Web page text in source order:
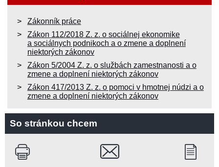
Zákonník práce
Zákon 112/2018 Z. z. o sociálnej ekonomike
a sociálnych podnikoch a o zmene a doplnení
niektorých zákonov
Zákon 5/2004 Z. z. o službách zamestnanosti a o
zmene a doplnení niektorých zákonov
Zákon 417/2013 Z. z. o pomoci v hmotnej núdzi a o
zmene a doplnení niektorých zákonov
So stránkou chcem